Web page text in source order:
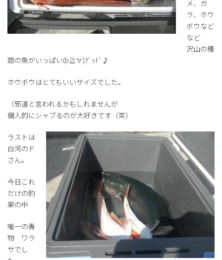
メ、ガ
ラ、ホウ
ボウなど
など
沢山の種
類の魚がいっぱい(b≧∀)ｸﾞｯﾄﾞ♪
ホウボウはとてもいいサイズでした。
（邪道と言われるかもしれませんが
個人的にシャブるのが大好きです（笑）
ラストは
白河のＦ
さん。
今日これ
だけの釣
果の中
唯一の青
物 ワラ
サでし